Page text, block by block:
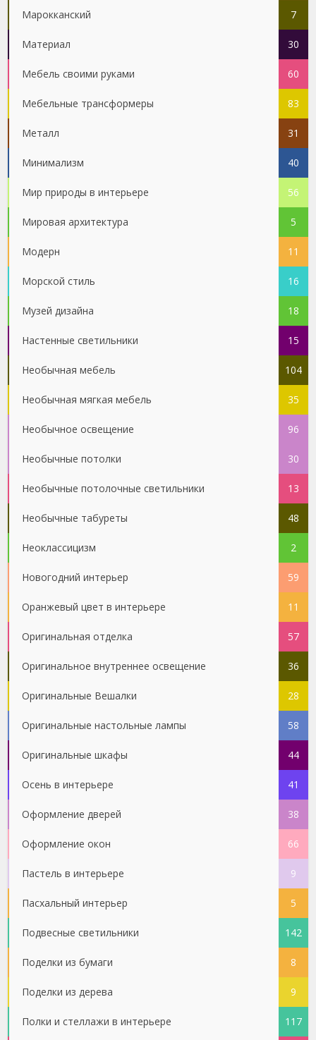
Марокканский 7
Материал 30
Мебель своими руками 60
Мебельные трансформеры 83
Металл 31
Минимализм 40
Мир природы в интерьере 56
Мировая архитектура 5
Модерн 11
Морской стиль 16
Музей дизайна 18
Настенные светильники 15
Необычная мебель 104
Необычная мягкая мебель 35
Необычное освещение 96
Необычные потолки 30
Необычные потолочные светильники 13
Необычные табуреты 48
Неоклассицизм 2
Новогодний интерьер 59
Оранжевый цвет в интерьере 11
Оригинальная отделка 57
Оригинальное внутреннее освещение 36
Оригинальные Вешалки 28
Оригинальные настольные лампы 58
Оригинальные шкафы 44
Осень в интерьере 41
Оформление дверей 38
Оформление окон 66
Пастель в интерьере 9
Пасхальный интерьер 5
Подвесные светильники 142
Поделки из бумаги 8
Поделки из дерева 9
Полки и стеллажи в интерьере 117